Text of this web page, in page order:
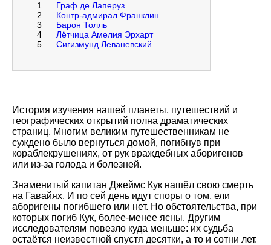
1
Граф де Лаперуз
2
Контр-адмирал Франклин
3
Барон Толль
4
Лётчица Амелия Эрхарт
5
Сигизмунд Леваневский
История изучения нашей планеты, путешествий и
географических открытий полна драматических
страниц. Многим великим путешественникам не
суждено было вернуться домой, погибнув при
кораблекрушениях, от рук враждебных аборигенов
или из-за голода и болезней.
Знаменитый капитан Джеймс Кук нашёл свою смерть
на Гавайях. И по сей день идут споры о том, ели
аборигены погибшего или нет. Но обстоятельства, при
которых погиб Кук, более-менее ясны. Другим
исследователям повезло куда меньше: их судьба
остаётся неизвестной спустя десятки, а то и сотни лет.